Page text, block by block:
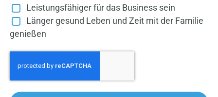
Leistungsfähiger für das Business sein
Länger gesund Leben und Zeit mit der Familie
genießen